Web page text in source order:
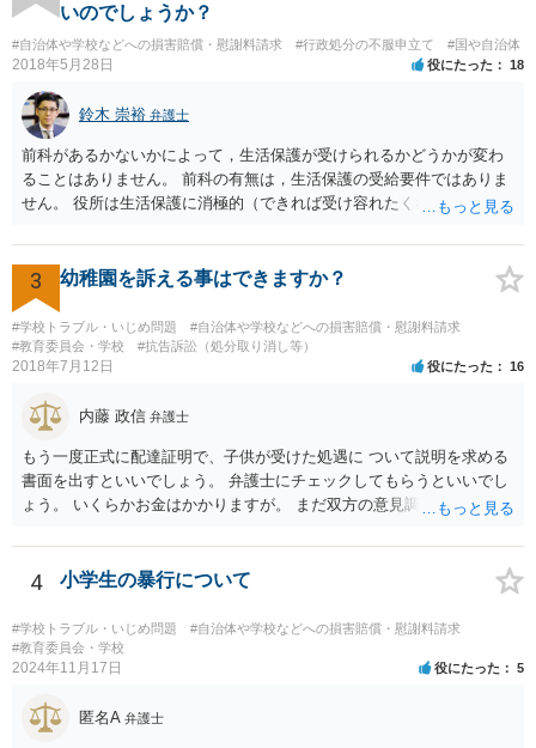
いのでしょうか？
#自治体や学校などへの損害賠償・慰謝料請求 #行政処分の不服申立て #国や自治体
2018年5月28日 役にたった 18
鈴木 崇裕 弁護士
前科があるかないかによって，生活保護が受けられるかどうかが変わ
ることはありません。 前科の有無は，生活保護の受給要件ではありま
せん。 役所は生活保護に消極的（できれば受け容れたくない）な姿勢
と説明しましょう。
3 幼稚園を訴える事はできますか？
#学校トラブル・いじめ問題
#自治体や学校などへの損害賠償・慰謝料請求
#教育委員会・学校
#抗告訴訟（処分取り消し等）
2018年7月12日 役にたった 16
内藤 政信 弁護士
もう一度正式に配達証明で、子供が受けた処遇に ついて説明を求める
書面を出すといいでしょう。 弁護士にチェックしてもらうといいでし
ょう。 いくらかお金はかかりますが。 まだ双方の意見調整が必要です
4 小学生の暴行について
#学校トラブル・いじめ問題
#自治体や学校などへの損害賠償・慰謝料請求
#教育委員会・学校
2024年11月17日 役にたった 5
匿名A 弁護士